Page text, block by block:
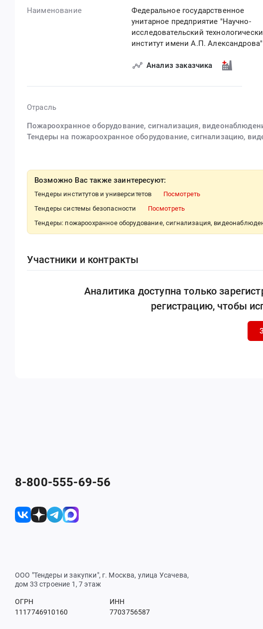
Наименование
Федеральное государственное
унитарное предприятие "Научно-
исследовательский
институт имени А.П. Александрова"
Анализ заказчика
Отрасль
Пожароохранное оборудование, сигнализация,
Тендеры на пожароохранное оборудование, сигнализацию,
Возможно Вас также заинтересуют:
Тендеры институтов и университетов
Посмотреть
Тендеры системы безопасности
Посмотреть
Тендеры: пожароохранное оборудование, сигнализация,
Участники и контракты
Аналитика доступна только
регистрацию, чтобы
8-800-555-69-56
ООО "Тендеры и закупки", г. Москва, улица Усачева,
дом 33 строение 1, 7 этаж
ОГРН
1117746910160
ИНН
7703756587